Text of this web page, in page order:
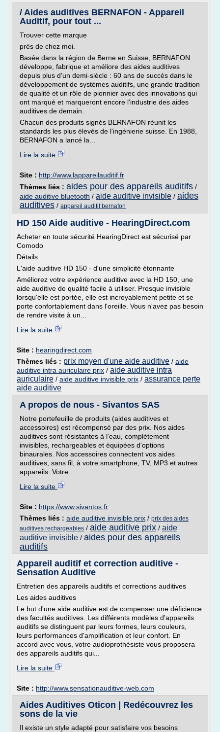
/ Aides auditives BERNAFON - Appareil
Auditif, pour tout ...
Trouver cette marque
près de chez moi.
Basée dans la région de Berne en Suisse, BERNAFON
développe, fabrique et améliore des aides auditives
depuis plus d'un demi-siècle : 60 ans de succès dans le
développement de systèmes auditifs, une grande tradition
de qualité et un rôle de pionnier avec des innovations qui
ont marqué et marqueront encore l'industrie des aides
auditives de demain.
Chacun des produits signés BERNAFON réunit les
standards les plus élevés de l'ingénierie suisse. En 1988,
BERNAFON a lancé la...
Lire la suite
Site : http://www.lappareilauditif.fr
Thèmes liés : aides pour des appareils auditifs /
aide auditive bluetooth / aide auditive invisible / aides
auditives / appareil auditif bernafon
HD 150 Aide auditive - HearingDirect.com
Acheter en toute sécurité HearingDirect est sécurisé par
Comodo
Détails
L'aide auditive HD 150 - d'une simplicité étonnante
Améliorez votre expérience auditive avec la HD 150, une
aide auditive de qualité facile à utiliser. Presque invisible
lorsqu'elle est portée, elle est incroyablement petite et se
porte confortablement dans l'oreille. Vous n'avez pas besoin
de rendre visite à un...
Lire la suite
Site : hearingdirect.com
Thèmes liés : prix moyen d'une aide auditive / aide
auditive intra auriculaire prix / aide auditive intra
auriculaire / aide auditive invisible prix / assurance perte
aide auditive
A propos de nous - Sivantos SAS
Notre portefeuille de produits (aides auditives et
accessoires) est récompensé par des prix. Nos aides
auditives sont résistantes à l'eau, complétement
invisibles, rechargeables et équipées d'options
binaurales. Nos accessoires connectent vos aides
auditives, sans fil, à votre smartphone, TV, MP3 et autres
appareils. Votre...
Lire la suite
Site : https://www.sivantos.fr
Thèmes liés : aide auditive invisible prix / prix des aides
auditives rechargeables / aide auditive prix / aide
auditive invisible / aides pour des appareils
auditifs
Appareil auditif et correction auditive -
Sensation Auditive
Entretien des appareils auditifs et corrections auditives
Les aides auditives
Le but d'une aide auditive est de compenser une déficience
des facultés auditives. Les différents modèles d'appareils
auditifs se distinguent par leurs formes, leurs couleurs,
leurs performances d'amplification et leur confort. En
accord avec vous, votre audioprothésiste vous proposera
des appareils auditifs qui...
Lire la suite
Site : http://www.sensationauditive-web.com
Aides Auditives Oticon | Redécouvrez les
sons de la vie
Il existe un style adapté pour satisfaire vos besoins